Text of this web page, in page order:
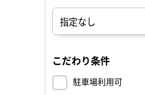
こだわり条件
駐車場利用可